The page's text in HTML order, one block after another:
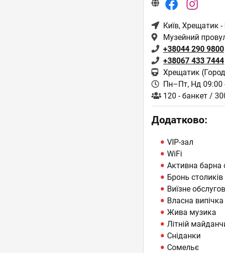
Київ, Хрещатик -
Музейний
+38044 290 9800
+38067 433 7444
Хрещатик
Пн–Пт, Нд 09:00
120 - банкет /
Додатково:
VIP-зал
WiFi
Активна барна
Бронь столиків
Виїзне
Власна випічка
Жива музика
Літній
Сніданки
Сомельє